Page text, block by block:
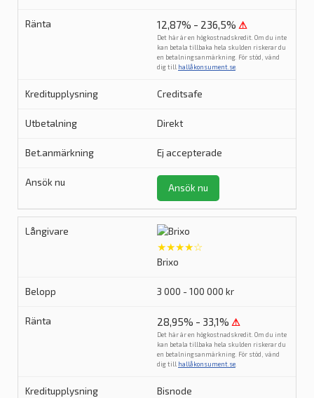
12,87% - 236,5% ⚠
Det här är en högkostnadskredit. Om du inte
kan betala tillbaka hela skulden riskerar du
en betalningsanmärkning. För stöd, vänd
dig till hallåkonsument.se
Creditsafe
Direkt
Ej accepterade
Ansök nu
★★★★☆
Brixo
3 000 - 100 000 kr
28,95% - 33,1% ⚠
Det här är en högkostnadskredit. Om du inte
kan betala tillbaka hela skulden riskerar du
en betalningsanmärkning. För stöd, vänd
dig till hallåkonsument.se
Bisnode